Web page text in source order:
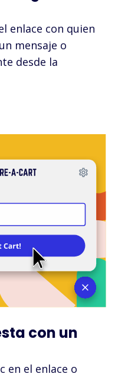
enlace con quien
mensaje o
desde la
con un
en el enlace o